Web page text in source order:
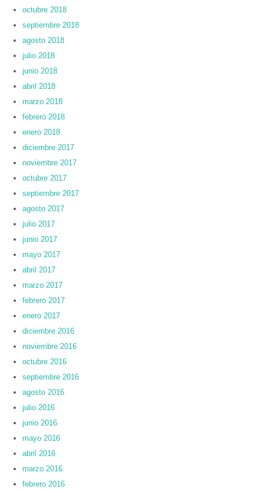
octubre 2018
septiembre 2018
agosto 2018
julio 2018
junio 2018
abril 2018
marzo 2018
febrero 2018
enero 2018
diciembre 2017
noviembre 2017
octubre 2017
septiembre 2017
agosto 2017
julio 2017
junio 2017
mayo 2017
abril 2017
marzo 2017
febrero 2017
enero 2017
diciembre 2016
noviembre 2016
octubre 2016
septiembre 2016
agosto 2016
julio 2016
junio 2016
mayo 2016
abril 2016
marzo 2016
febrero 2016